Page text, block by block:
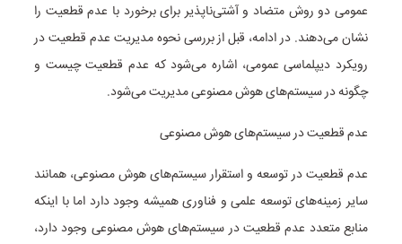
عمومی دو روش متضاد و آشتی‌ناپذیر برای برخورد با عدم قطعیت را
نشان می‌دهند. در ادامه، قبل از بررسی نحوه مدیریت عدم قطعیت در
رویکرد دیپلماسی عمومی، اشاره می‌شود که عدم قطعیت چیست و
چگونه در سیستم‌های هوش مصنوعی مدیریت می‌شود.
عدم قطعیت در سیستم‌های هوش مصنوعی
عدم قطعیت در توسعه و استقرار سیستم‌های هوش مصنوعی، همانند
سایر زمینه‌های توسعه علمی و فناوری همیشه وجود دارد اما با اینکه
منابع متعدد عدم قطعیت در سیستم‌های هوش مصنوعی وجود دارد،